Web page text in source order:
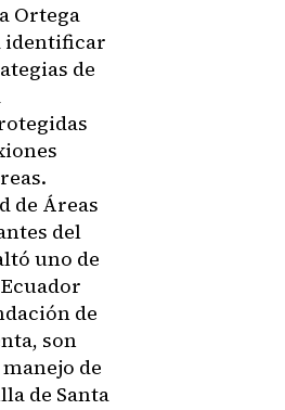
Ortega
identificar
de
de Áreas
del
uno de
de
son
de
de Santa